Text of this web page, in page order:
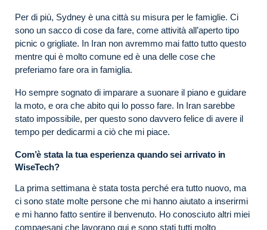
Per di più, Sydney è una città su misura per le famiglie. Ci
sono un sacco di cose da fare, come attività all’aperto tipo
picnic o grigliate. In Iran non avremmo mai fatto tutto questo
mentre qui è molto comune ed è una delle cose che
preferiamo fare ora in famiglia.
Ho sempre sognato di imparare a suonare il piano e guidare
la moto, e ora che abito qui lo posso fare. In Iran sarebbe
stato impossibile, per questo sono davvero felice di avere il
tempo per dedicarmi a ciò che mi piace.
Com’è stata la tua esperienza quando sei arrivato in
WiseTech?
La prima settimana è stata tosta perché era tutto nuovo, ma
ci sono state molte persone che mi hanno aiutato a inserirmi
e mi hanno fatto sentire il benvenuto. Ho conosciuto altri miei
compaesani che lavorano qui e sono stati tutti molto